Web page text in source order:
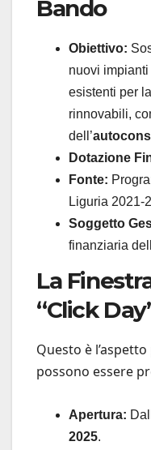
Bando
Obiettivo:
nuovi
esistenti per
rinnovabili,
dell’
Dotazione
Fonte:
Liguria 2021-
Soggetto
finanziaria
La
“Click
Questo è
possono essere
Apertura:
2025.